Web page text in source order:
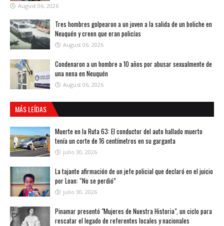
August 06, 2026
Tres hombres golpearon a un joven a la salida de un boliche en
Neuquén y creen que eran policías
August 06, 2026
Condenaron a un hombre a 10 años por abusar sexualmente de
una nena en Neuquén
August 06, 2026
MÁS LEÍDAS
Muerte en la Ruta 63: El conductor del auto hallado muerto
tenía un corte de 16 centímetros en su garganta
julio 30, 2026
La tajante afirmación de un jefe policial que declaró en el juicio
por Loan: “No se perdió”
julio 30, 2026
Pinamar presentó "Mujeres de Nuestra Historia", un ciclo para
rescatar el legado de referentes locales y nacionales